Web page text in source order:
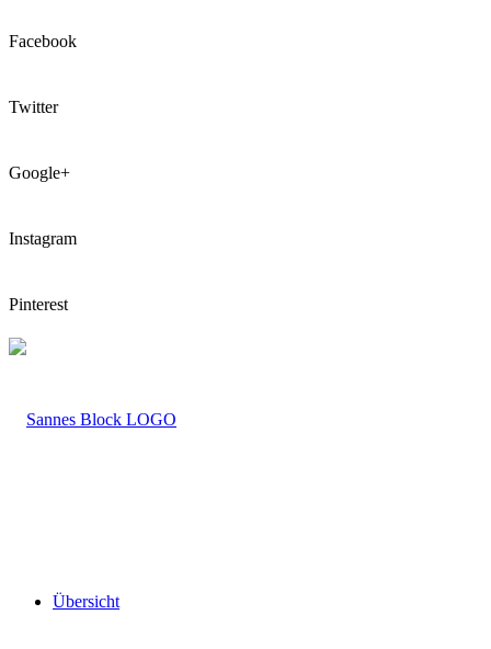
Facebook
Twitter
Google+
Instagram
Pinterest
LOGO
Übersicht